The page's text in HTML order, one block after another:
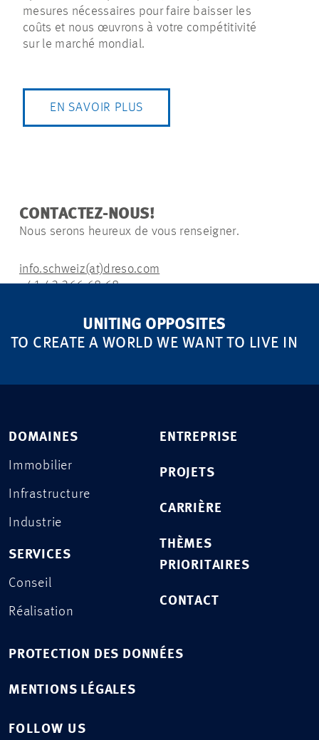
mesures nécessaires pour faire baisser les
coûts et nous œuvrons à votre compétitivité
sur le marché mondial.
EN SAVOIR PLUS
CONTACTEZ-NOUS!
Nous serons heureux de vous renseigner.
info.schweiz(at)dreso.com
+41 43 366 68 68
UNITING OPPOSITES
TO CREATE A WORLD WE WANT TO LIVE IN
DOMAINES
Immobilier
Infrastructure
Industrie
SERVICES
Conseil
Réalisation
ENTREPRISE
PROJETS
CARRIÈRE
THÈMES
PRIORITAIRES
CONTACT
PROTECTION DES DONNÉES
MENTIONS LÉGALES
FOLLOW US